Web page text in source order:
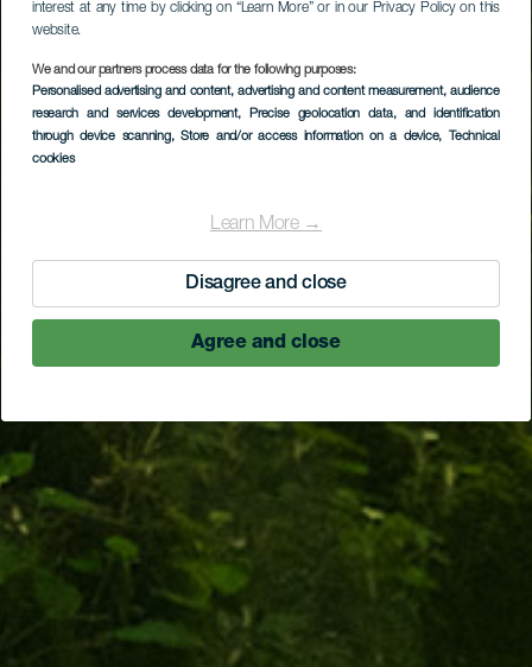
interest at any time by clicking on “Learn More” or in our Privacy Policy on this
website.
We and our partners process data for the following purposes:
Personalised advertising and content, advertising and content measurement, audience
research and services development, Precise geolocation data, and identification
through device scanning, Store and/or access information on a device, Technical
cookies
Learn More →
Disagree and close
Agree and close